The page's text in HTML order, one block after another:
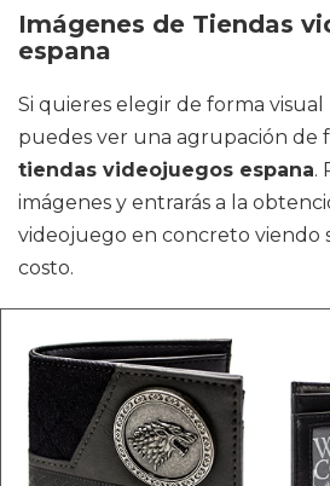
Imágenes de Tiendas
espana
Si quieres elegir de forma
puedes ver una agrupación de
tiendas videojuegos espana.
imágenes y entrarás a la
videojuego en concreto viendo
costo.